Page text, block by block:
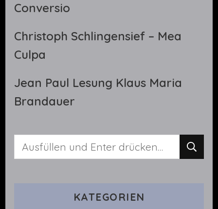
Conversio
Christoph Schlingensief – Mea
Culpa
Jean Paul Lesung Klaus Maria
Brandauer
Suchst
KATEGORIEN